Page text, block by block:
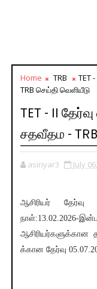
Home TRB
TET
TRB செய்தி வெளியீடு
TET - II
சதவீதம -
asiriyar3 July
ஆசிரியர்
ஆசிரியர்களுக்கான
க்கான தேர்வு